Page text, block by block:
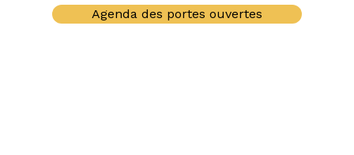
Agenda des portes ouvertes